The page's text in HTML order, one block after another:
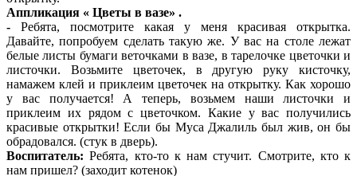
Аппликация « Цветы в вазе» .
- Ребята, посмотрите какая у меня красивая открытка.
Давайте, попробуем сделать такую же. У вас на столе лежат
белые листы бумаги веточками в вазе, в тарелочке цветочки и
листочки. Возьмите цветочек, в другую руку кисточку,
намажем клей и приклеим цветочек на открытку. Как хорошо
у вас получается! А теперь, возьмем наши листочки и
приклеим их рядом с цветочком. Какие у вас получились
красивые открытки! Если бы Муса Джалиль был жив, он бы
обрадовался. (стук в дверь).
Воспитатель: Ребята, кто-то к нам стучит. Смотрите, кто к
нам пришел? (заходит котенок)